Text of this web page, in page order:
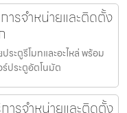
ารจำหน่ายและติดตั้ง
ะตูรีโมทและอะไหล่ พร้อม
ประตูอัตโนมัต
ารจำหน่ายและติดตั้ง